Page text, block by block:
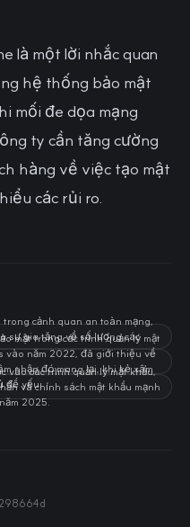
là một lời nhắc quan
hệ thống bảo mật
mối đe dọa mạng
ty cần tăng cường
hàng về việc tạo mật
các rủi ro.
cảnh quan an toàn mạng,
sự gia tăng về số lượng các
mật trong các trình quản lý mật
vào năm 2022, đã giới thiệu về
nhập đó mang lại, khi kẻ xâm
để yếu.
vào các trình quản lý mật khẩu,
và chính sách mật khẩu mạnh
2025.